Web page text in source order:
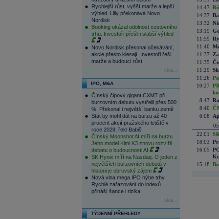
Rychlejší růst, vyšší marže a lepší
výhled. Lilly překonává Novo
Nordisk
Booking ukázal odolnost cestovního
trhu. Investoři přešli i slabší výhled
Novo Nordisk překonal očekávání,
akcie přesto klesají. Investoři řeší
marže a budoucí růst
více...
IPO, M&A
Čínský čipový gigant CXMT při
burzovním debutu vystřelil přes 500
%. Překonal i největší banku země
Stát by mohl dát na burzu až 40
procent akcií pražského letiště v
roce 2028, řekl Babiš
Čínský Moonshot AI míří na burzu.
Jeho model Kimi K3 znovu rozvířil
debatu o budoucnosti AI
SK Hynix míří na Nasdaq. O jeden z
největších burzovních debutů v
historii je obrovský zájem
Nová vlna mega IPO hýbe trhy.
Rychlé zařazování do indexů
přináší šance i rizika
více...
TÝDENNÍ PŘEHLEDY
14:47
14:37
13:32
13:19
11:59
11:40
11:37
11:35
11:29
11:26
10:27
8:43
8:40
6:08
22:01
18:03
16:05
15:18